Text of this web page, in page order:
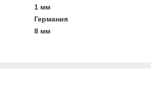
1 мм
Германия
8 мм